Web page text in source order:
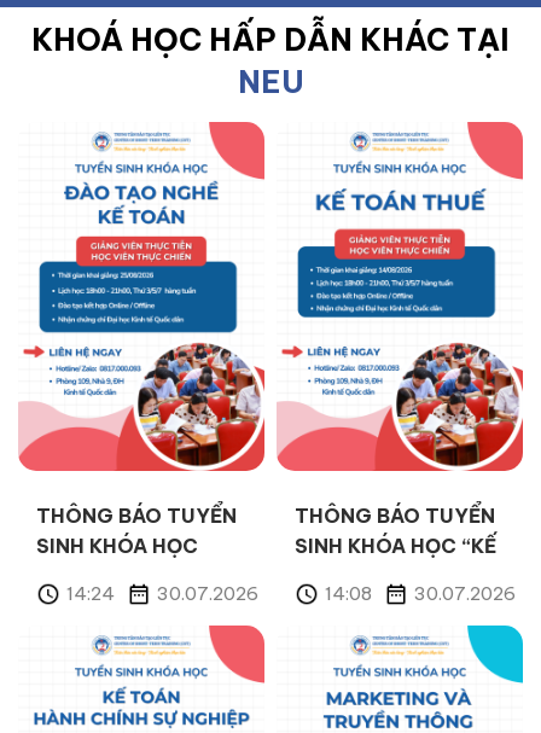
KHOÁ HỌC HẤP DẪN KHÁC TẠI
NEU
THÔNG BÁO TUYỂN
SINH KHÓA HỌC
TOÁN” THÁNG
08/2026
14:24 30.07.2026
THÔNG BÁO TUYỂN
SINH KHÓA HỌC “KẾ
08/2026
14:08 30.07.2026